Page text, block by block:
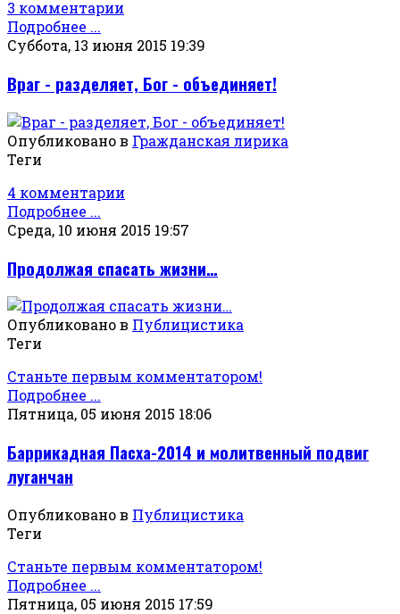
3 комментарии
Подробнее ...
Суббота, 13 июня 2015 19:39
Враг - разделяет, Бог - объединяет!
Опубликовано в Гражданская лирика
Теги
4 комментарии
Подробнее ...
Среда, 10 июня 2015 19:57
Продолжая спасать жизни…
Опубликовано в Публицистика
Теги
Станьте первым комментатором!
Подробнее ...
Пятница, 05 июня 2015 18:06
Баррикадная Пасха-2014 и молитвенный подвиг
луганчан
Опубликовано в Публицистика
Теги
Станьте первым комментатором!
Подробнее ...
Пятница, 05 июня 2015 17:59